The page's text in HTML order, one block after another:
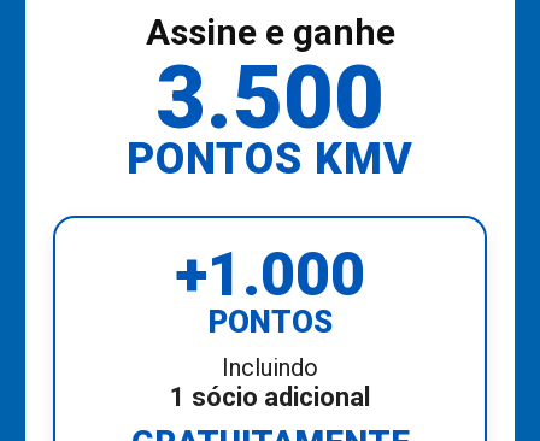
Assine e ganhe
3.500
PONTOS KMV
+1.000
PONTOS
Incluindo
1 sócio adicional